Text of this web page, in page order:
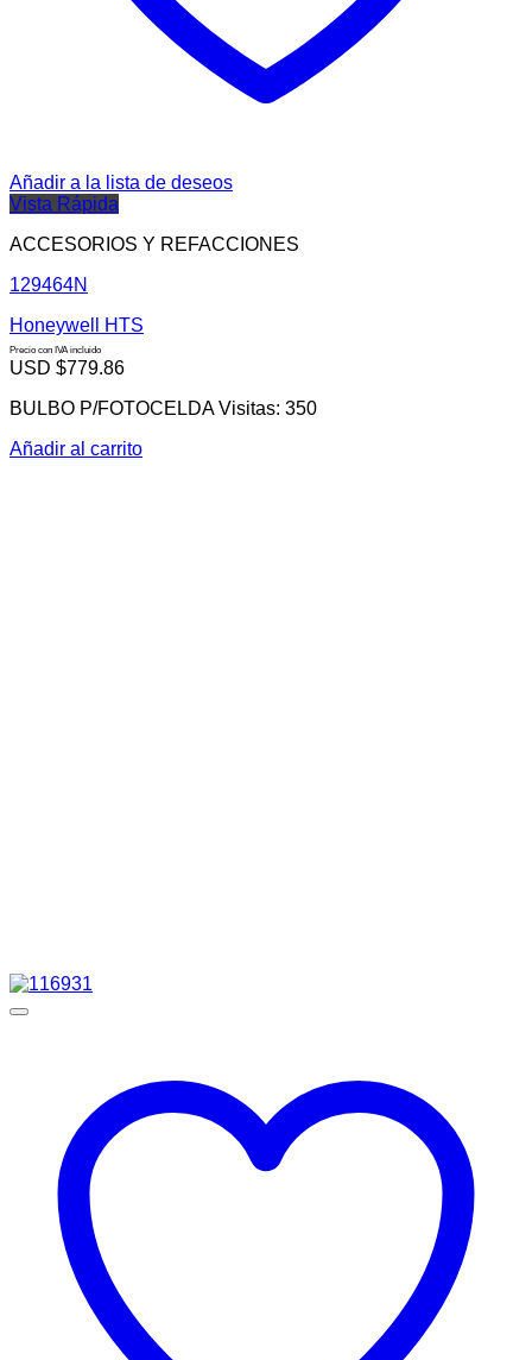
Añadir a la lista de deseos
Vista Rápida
ACCESORIOS Y REFACCIONES
129464N
Honeywell HTS
Precio con IVA incluido
USD $779.86
BULBO P/FOTOCELDA Visitas: 350
Añadir al carrito